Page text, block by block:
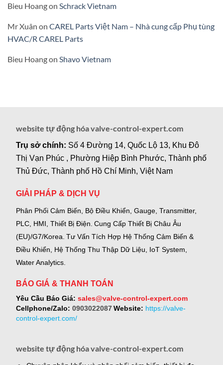
Bieu Hoangon Schrack Vietnam
Mr Xuân on CAREL Parts Việt Nam – Nhà cung cấp Phụ tùng
HVAC/R CAREL Parts
Bieu Hoangon Shavo Vietnam
website tự động hóa valve-control-expert.com
Trụ sở chính: Số 4 Đường 14, Quốc Lộ 13, Khu Đô
Thị Vạn Phúc , Phường Hiệp Bình Phước, Thành phố
Thủ Đức, Thành phố Hồ Chí Minh, Việt Nam
GIẢI PHÁP & DỊCH VỤ
Phân Phối Cảm Biến, Bộ Điều Khiển, Gauge, Transmitter,
PLC, HMI, Thiết Bị Điện. Cung Cấp Thiết Bị Châu Âu
(EU)/G7/Korea. Tư Vấn Tích Hợp Hệ Thống Cảm Biến &
Điều Khiển, Hệ Thống Thu Thập Dữ Liệu, IoT System,
Water Analytics.
BÁO GIÁ & THANH TOÁN
Yêu Cầu Báo Giá: sales@valve-control-expert.com
Cellphone/Zalo: 0903022087 Website: https://valve-
control-expert.com/
website tự động hóa valve-control-expert.com